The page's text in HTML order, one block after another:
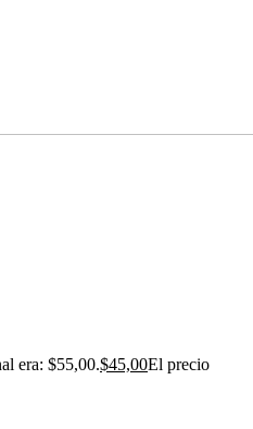
era: $55,00.$45,00El precio